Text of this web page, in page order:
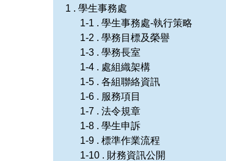
1 . 學生事務處
1-1 . 學生事務處-執行策略
1-2 . 學務目標及榮譽
1-3 . 學務長室
1-4 . 處組織架構
1-5 . 各組聯絡資訊
1-6 . 服務項目
1-7 . 法令規章
1-8 . 學生申訴
1-9 . 標準作業流程
1-10 . 財務資訊公開